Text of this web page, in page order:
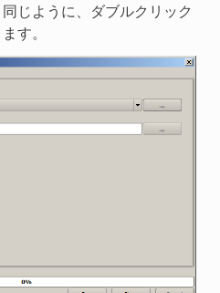
じように、ダブルクリック
す。